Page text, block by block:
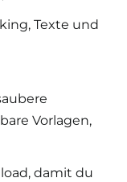
Texte und
Vorlagen,
damit du